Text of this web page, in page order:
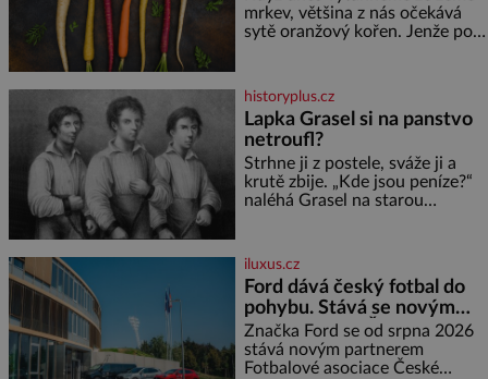
Jeho domovinou je prakticky
celá Austrálie s výjimkou
pobřežní oblasti.
mrkev, většina z nás očekává
sytě oranžový kořen. Jenže po
oranžová. Je fialová, žlutá, bílá,
někdy dokonce téměř černá. Až
díky stovkám let pečlivého
šlechtění se z ní stává zelenina,
bez které si českou zahradu ani
nedokážeme představit. Její
příběh je
historyplus.cz
Lapka Grasel si na panstvo
netroufl?
Strhne ji z postele, sváže ji a
krutě zbije. „Kde jsou peníze?“
naléhá Grasel na starou
nemůže, protože žádné nemá,
spokojí se lupič s několika
měďáky a štůčky látky. Zraněná
žena pár dní nato umírá. Je to
muž nebývale krutý. Jeho činy
budí hrůzu ještě dlouho po jeho
smrti
iluxus.cz
Ford dává český fotbal do
pohybu. Stává se novým
partnerem FAČR
Značka Ford se od srpna 2026
stává novým partnerem
Fotbalové asociace České